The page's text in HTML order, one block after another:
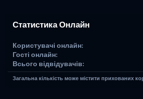
Статистика Онлайн
Користувачі онлайн
Гості онлайн
Всього відвідувачів
Загальна кількість може містити прихованих